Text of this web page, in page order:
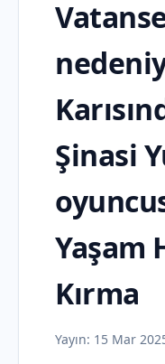
Şinasi
Yaşam
Kırma
Yayın: 15 Mar